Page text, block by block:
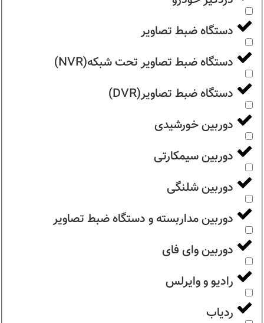
دستگاه ضبط تصاویر
دستگاه ضبط تصاویر تحت شبکه(NVR)
دستگاه ضبط تصاویر(DVR)
دوربین خورشیدی
دوربین سیمکارتی
دوربین شلنگی
دوربین مداربسته و دستگاه ضبط تصاویر
دوربین وای فای
رادیو و وایرلس
ردیاب